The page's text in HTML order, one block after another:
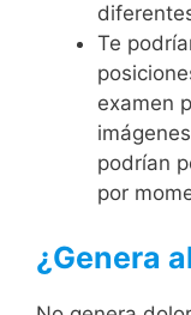
Te
examen
podrían
por
¿Genera